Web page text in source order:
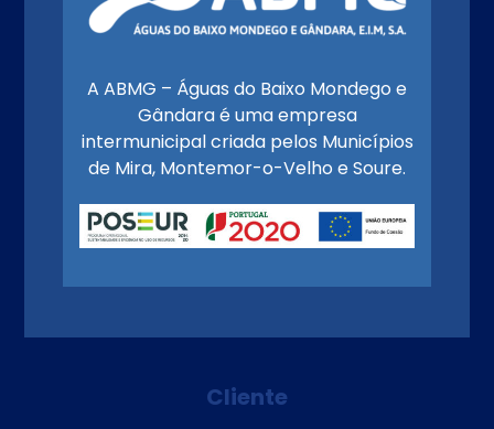
A ABMG – Águas do Baixo Mondego e
Gândara é uma empresa
intermunicipal criada pelos Municípios
de Mira, Montemor-o-Velho e Soure.
Cliente